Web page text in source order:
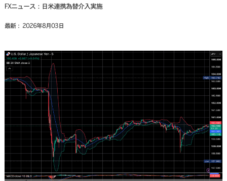
FXニュース：日米連携為替介入実施
最新： 2026年8月03日